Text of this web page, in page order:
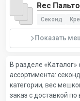
Rec
Секонд
Показать
В разделе
ассортимента:
категории, вес
заказ с доставкой по